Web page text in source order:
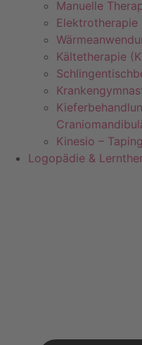
Manuelle
Elektrotherapie
Kältetherapie
Kinesio – Taping
Logopädie &